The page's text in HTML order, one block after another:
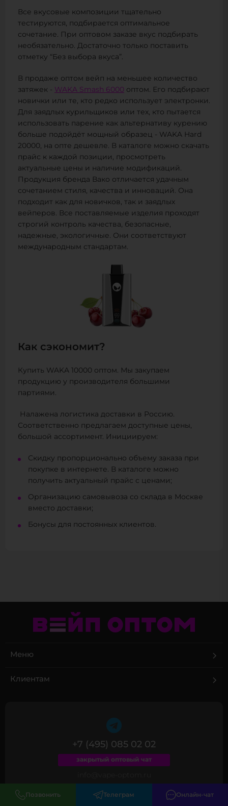
Все вкусовые композиции тщательно
тестируются, подбирается оптимальное
сочетание. При оптовом заказе вкус подбирать
необязательно. Достаточно только поставить
отметку “Без выбора вкуса”.
В продаже оптом вейп на меньшее количество
затяжек - WAKA Smash 6000 оптом. Его подбирают
новички или те, кто редко использует электронки.
Для заядлых курильщиков или тех, кто пытается
использовать парение как альтернативу курению
больше подойдёт мощный образец - WAKA Hard
20000, на опте дешевле. В каталоге можно скачать
прайс к каждой позиции, просмотреть
актуальные цены и наличие модификаций.
Продукция бренда Вако отличается удачным
сочетанием стиля, качества и инноваций. Она
подходит как для новичков, так и заядлых
вейперов. Все поставляемые изделия проходят
строгий контроль качества, безопасные,
надежные, экологичные. Они соответствуют
международным стандартам.
Как сэкономит?
Купить WAKA 10000 оптом. Мы закупаем
продукцию у производителя большими
партиями.
Налажена логистика доставки в Россию.
Соответственно предлагаем доступные цены,
большой ассортимент. Инициируем:
Скидку пропорционально объему заказа при
покупке в интернете. В каталоге можно
получить актуальный прайс с ценами;
Организацию самовывоза со склада в Москве
вместо доставки;
Бонусы для постоянных клиентов.
+7 (495) 085 02 02
закрытый оптовый чат
г. Москва, Большая Черкизовская, 3
Клиентам
Меню
Позвонить Телеграм Онлайн-чат